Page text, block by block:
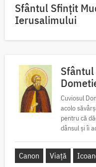
Sfântul Sfinţit
Ierusalimului
Sfântul
Cuviosul
acolo
pentru că
dânsul și îi
Canon Viață